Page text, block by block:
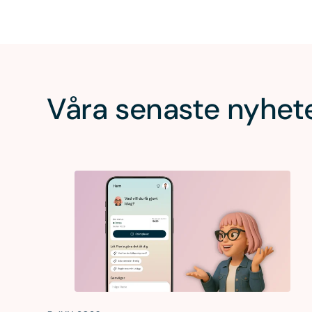
Våra senaste